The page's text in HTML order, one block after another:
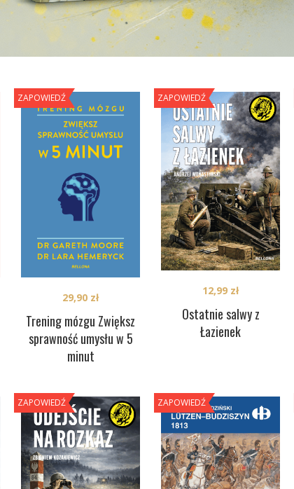
ZAPOWIEDŹ
Trening mózgu Zwiększ
sprawność umysłu w 5
minut
29,90 zł
ZAPOWIEDŹ
Ostatnie salwy z
Łazienek
12,99 zł
ZAPOWIEDŹ ZAPOWIEDŹ